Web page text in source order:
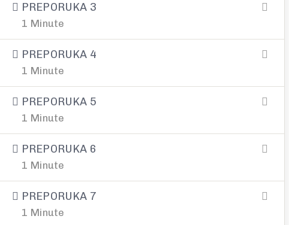
PREPORUKA 3
1 Minute
PREPORUKA 4
1 Minute
PREPORUKA 5
1 Minute
PREPORUKA 6
1 Minute
PREPORUKA 7
1 Minute
Želite bolje, lakše i jednostavnije komunicirati ili
ste spremni za promjenu?
Slobodno nam pišite putem online forme.
Ili nas kontaktirajte:
Telefon
+387 66 655 591
E-mail
kontakt@infinitum.ba